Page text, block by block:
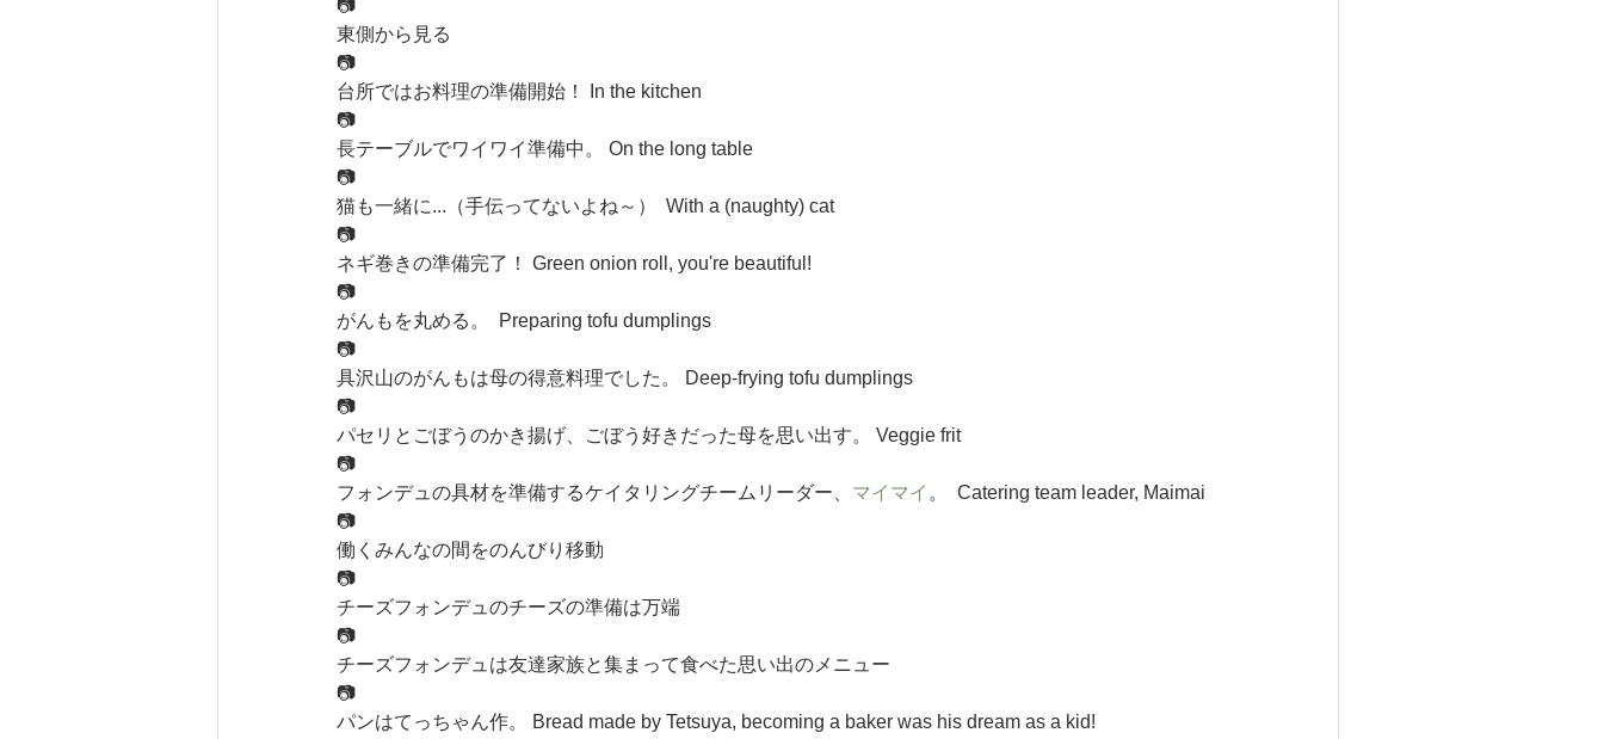
📷
東側から見る
📷
台所ではお料理の準備開始！ In the kitchen
📷​
長テーブルでワイワイ準備中。 On the long table
📷
猫も一緒に...（手伝ってないよね～）  With a (naughty) cat
📷
ネギ巻きの準備完了！ Green onion roll, you're beautiful!
📷
がんもを丸める。  Preparing tofu dumplings
📷
具沢山のがんもは母の得意料理でした。 Deep-frying tofu dumplings
📷
パセリとごぼうのかき揚げ、ごぼう好きだった母を思い出す。 Veggie frit
📷
フォンデュの具材を準備するケイタリングチームリーダー、 マイマイ 。  Catering team leader, Maimai
📷
働くみんなの間をのんびり移動
📷
チーズフォンデュのチーズの準備は万端
📷
チーズフォンデュは友達家族と集まって食べた思い出のメニュー
📷
パンはてっちゃん作。 Bread made by Tetsuya, becoming a baker was his dream as a kid!